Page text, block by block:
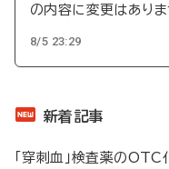
の内容に変更はありま
8/5 23:29
新着記事
「穿刺血」検査薬の